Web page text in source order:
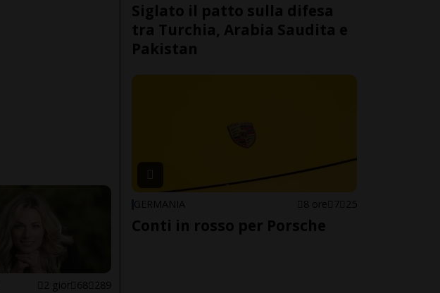
2 gior 68 289
Siglato il patto sulla difesa
tra Turchia, Arabia Saudita e
Pakistan
GERMANIA 8 ore 7 25
Conti in rosso per Porsche